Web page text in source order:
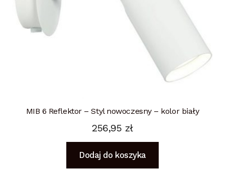
MIB 6 Reflektor – Styl nowoczesny – kolor biały
256,95 zł
Dodaj do koszyka